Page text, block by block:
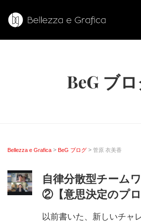
BeG ブ
Bellezza e Grafica > BeG ブログ > 菅原 衣美香
自律分散型チーム
②【意思決定のプ
以前書いた、新しいチャ